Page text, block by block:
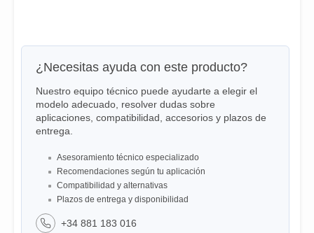
¿Necesitas ayuda con este producto?
Nuestro equipo técnico puede ayudarte a elegir el
modelo adecuado, resolver dudas sobre
aplicaciones, compatibilidad, accesorios y plazos de
entrega.
Asesoramiento técnico especializado
Recomendaciones según tu aplicación
Compatibilidad y alternativas
Plazos de entrega y disponibilidad
+34 881 183 016